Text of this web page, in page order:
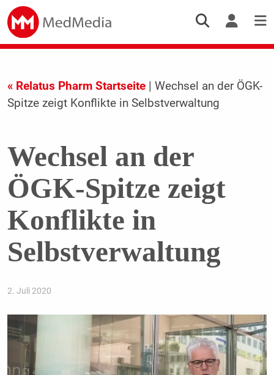
« Relatus Pharm Startseite| Wechsel an der ÖGK-
Spitze zeigt Konflikte in Selbstverwaltung
Wechsel an der
ÖGK-Spitze zeigt
Konflikte in
Selbstverwaltung
2. Juli 2020